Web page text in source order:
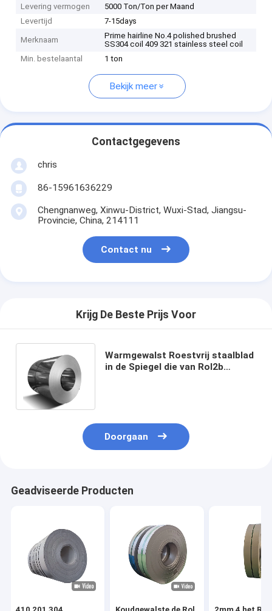
Levering vermogen
5000 Ton/Ton per Maand
Levertijd
7-15days
Merknaam
Prime hairline No.4 polished brushed
SS304 coil 409 321 stainless steel coil
Min. bestelaantal
1 ton
Bekijk meer
Contactgegevens
chris
86-15961636229
Chengnanweg, Xinwu-District, Wuxi-Stad, Jiangsu-
Provincie, China, 214111
Contact nu
Krijg De Beste Prijs Voor
Warmgewalst Roestvrij staalblad
in de Spiegel die van Rol2b
Doorgaan
Geadviseerde Producten